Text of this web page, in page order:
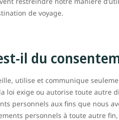
de voyage.
il du
utilise et communique
loi exige ou autorise toute autre
personnels aux fins que nous
personnels à toute autre